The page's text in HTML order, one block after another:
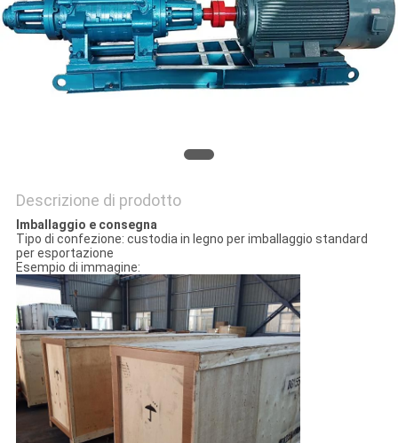
Descrizione di prodotto
Imballaggio e consegna
Tipo di confezione: custodia in legno per imballaggio standard
per esportazione
Esempio di immagine: